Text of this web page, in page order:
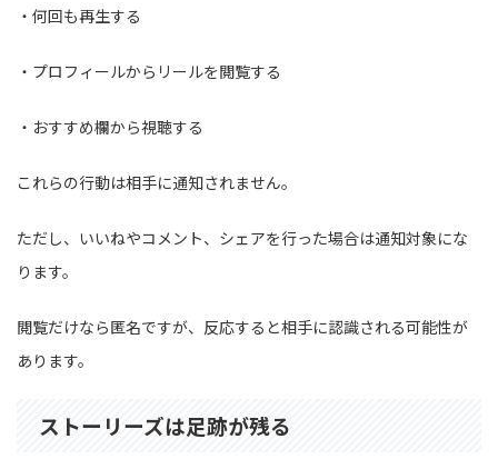
・何回も再生する
・プロフィールからリールを閲覧する
・おすすめ欄から視聴する
これらの行動は相手に通知されません。
ただし、いいねやコメント、シェアを行った場合は通知対象にな
ります。
閲覧だけなら匿名ですが、反応すると相手に認識される可能性が
あります。
ストーリーズは足跡が残る